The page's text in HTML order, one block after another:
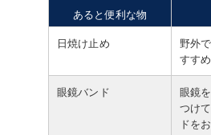
あると便利な物
日焼け止め
野外
すす
眼鏡バンド
眼鏡
つけ
ドを